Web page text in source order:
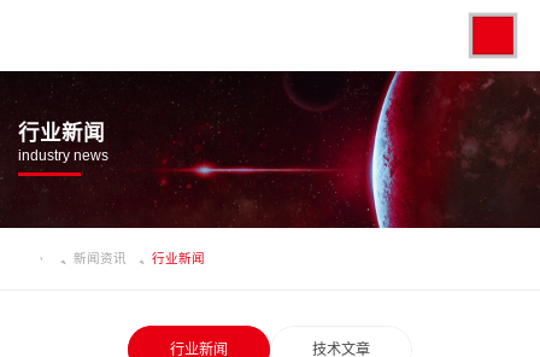
行业新闻
industry news
新闻资讯 行业新闻
行业新闻 技术文章